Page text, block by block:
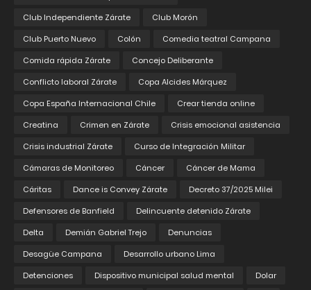
Club Independiente Zárate
Club Morón
Club Puerto Nuevo
Colón
Comedia teatral Campana
Comida rápida Zárate
Concejo Deliberante
Conflicto laboral Zárate
Copa Alcides Márquez
Copa España Internacional Chile
Crear tienda online
Creatina
Crimen en Zárate
Crisis emocional asistencia
Crisis industrial Zárate
Curso de Integración Militar
Cámaras de Monitoreo
Cáncer
Cáncer de Mama
Cáritas
Dance is Convey Zárate
Decreto 37/2025 Milei
Defensores de Banfield
Delincuente detenido Zárate
Delta
Demián Gabriel Trejo
Denuncias
Desagüe Campana
Desarrollo urbano Lima
Detenciones
Dispositivo municipal salud mental
Dolar